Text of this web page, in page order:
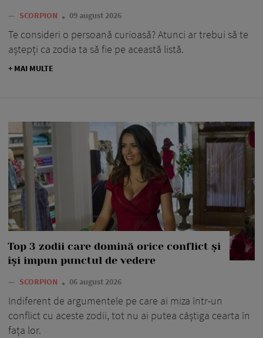
— SCORPION 09 august 2026
Te consideri o persoană curioasă? Atunci ar trebui să te
aștepți ca zodia ta să fie pe această listă.
+ MAI MULTE
Top 3 zodii care domină orice conflict și
își impun punctul de vedere
— SCORPION 06 august 2026
Indiferent de argumentele pe care ai miza într-un
conflict cu aceste zodii, tot nu ai putea câștiga cearta în
fața lor.